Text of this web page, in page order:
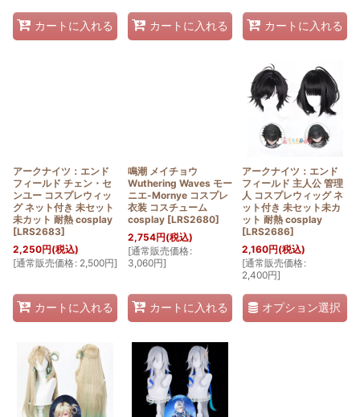
カートに入れる カートに入れる カートに入れる
アークナイツ：エンド
フィールド チェン・セ
ンユー コスプレウィッ
グ ネット付き 未セット
未カット 耐熱 cosplay
[LRS2683]
2,250円(税込)
[通常販売価格: 2,500円]
カートに入れる
鳴潮 メイチョウ
Wuthering Waves モー
ニエ-Mornye コスプレ
衣装 コスチューム
cosplay [LRS2680]
2,754円(税込)
[通常販売価格:
3,060円]
カートに入れる
アークナイツ：エンド
フィールド 主人公 管理
人 コスプレウィッグ ネ
ット付き 未セット未カ
ット 耐熱 cosplay
[LRS2686]
2,160円(税込)
[通常販売価格:
2,400円]
オプション選択